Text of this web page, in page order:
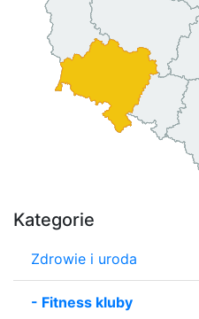
Kategorie
Zdrowie i uroda
- Fitness kluby